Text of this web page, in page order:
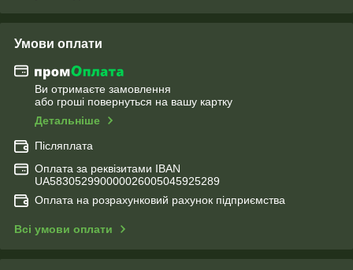
Умови оплати
Ви отримаєте замовлення
або гроші повернуться на вашу картку
Детальніше
Післяплата
Оплата за реквізитами IBAN
UA583052990000026005045925289
Оплата на розрахунковий рахунок підприємства
Всі умови оплати